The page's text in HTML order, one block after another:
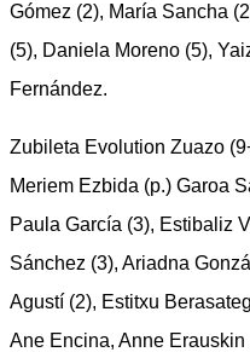
Gómez (2), María Sancha
(5), Daniela Moreno (5),
Fernández.
Zubileta Evolution Zuazo
Meriem Ezbida (p.) Garoa
Paula García (3), Estibaliz
Sánchez (3), Ariadna
Agustí (2), Estitxu
Ane Encina, Anne